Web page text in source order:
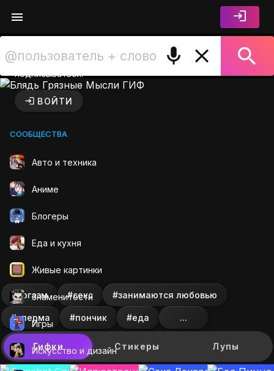
комментировать и
подписываться.
ВОЙТИ
СООБЩЕСТВА
Авто и техника
Аниме
Блогеры
Еда и кухня
Живые картинки
Знаменитости
Игры
Искусcтво и дизайн
Блядь Грязные Мысли ГИФ
#оргазм #секс #занимаются любовью
#сперма #пончик #еда ...
Гифки Стикеры Лупы